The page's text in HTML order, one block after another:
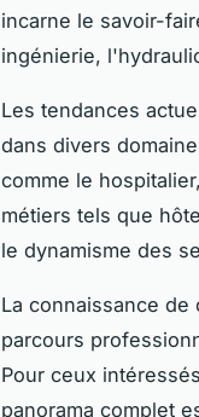
incarne le savoir-
ingénierie,
Les tendances
dans divers
comme le
métiers tels que
le dynamisme des
La connaissance
parcours
Pour ceux
panorama complet